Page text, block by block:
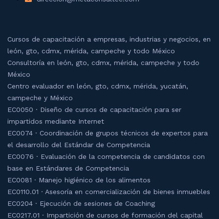
Cursos de capacitación a empresas, industrias y negocios, en
león, gto, cdmx, mérida, campeche y todo México
Consultoría en león, gto, cdmx, mérida, campeche y todo
México
Centro evaluador en león, gto, cdmx, mérida, yucatán,
campeche y México
EC0050 · Diseño de cursos de capacitación para ser
impartidos mediante Internet
EC0074 · Coordinación de grupos técnicos de expertos para
el desarrollo del Estándar de Competencia
EC0076 · Evaluación de la competencia de candidatos con
base en Estándares de Competencia
EC0081 · Manejo higiénico de los alimentos
EC0110.01 · Asesoría en comercialización de bienes inmuebles
EC0204 · Ejecución de sesiones de Coaching
EC0217.01 · Impartición de cursos de formación del capital